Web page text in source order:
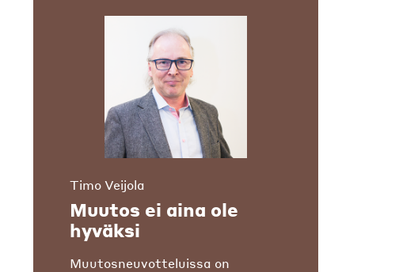
Timo Veijola
Muutos ei aina ole
hyväksi
Muutosneuvotteluissa on